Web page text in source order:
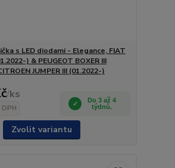
s LED diodami - Elegance, FIAT
) & PEUGEOT BOXER III
JUMPER III (01.2022-)
/ks
Do 3 až 4
týdnů.
Zvolit variantu